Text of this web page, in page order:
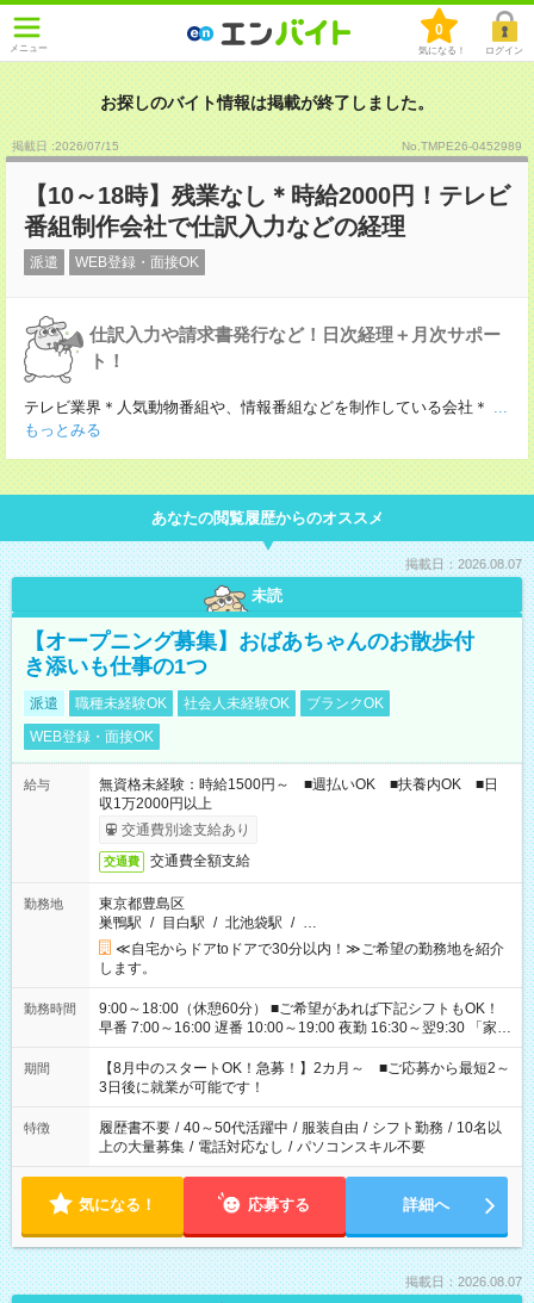
メニュー
0
気になる！ ログイン
お探しのバイト情報は掲載が終了しました。
掲載日 :2026/07/15 No.TMPE26-0452989
【10～18時】残業なし＊時給2000円！テレビ
番組制作会社で仕訳入力などの経理
派遣 WEB登録・面接OK
仕訳入力や請求書発行など！日次経理＋月次サポー
ト！
テレビ業界＊人気動物番組や、情報番組などを制作している会社＊ ...
もっとみる
あなたの閲覧履歴からのオススメ
掲載日：2026.08.07
未読
【オープニング募集】おばあちゃんのお散歩付
き添いも仕事の1つ
派遣 職種未経験OK 社会人未経験OK
ブランクOK
WEB登録・面接OK
給与
無資格未経験：時給1500円～ ■週払いOK ■扶養内OK ■日
収1万2000円以上
交通費別途支給あり
交通費 交通費全額支給
勤務地
東京都豊島区
巣鴨駅 / 目白駅 / 北池袋駅 / …
≪自宅からドアtoドアで30分以内！≫ご希望の勤務地を紹介
します。
勤務時間
9:00～18:00（休憩60分） ■ご希望があれば下記シフトもOK！
早番 7:00～16:00 遅番 10:00～19:00 夜勤 16:30～翌9:30 「家族
と休みを合わせたい」 「余裕を持って夕飯の準備がしたい」
「できれば残業はしたくない」 など、ご希望を教えてください
ね。 ※Wワーク希望の方へ 今ご覧のお仕事で希望する勤務時間
と、もう1つのお仕事の勤務時間。 合計で週40時間を超える場
合は応募できません。
期間
【8月中のスタートOK！急募！】2カ月～ ■ご応募から最短2～
3日後に就業が可能です！
特徴 履歴書不要 / 40～50代活躍中 / 服装自由 / シフト勤務 / 10名以
上の大量募集 / 電話対応なし / パソコンスキル不要
気になる！ 応募する 詳細へ
掲載日：2026.08.07